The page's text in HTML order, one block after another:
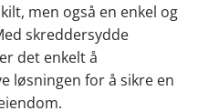
men også en enkel og
skreddersydde
det enkelt å
løsningen for å sikre en